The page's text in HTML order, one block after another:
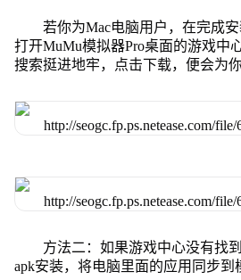
若你为Mac电脑用户，在完成安
打开MuMu模拟器Pro桌面的游戏中
搜索挺进地牢，点击下载，便会为
方法二：如果游戏中心没有找
apk安装，将电脑里面的应用同步到